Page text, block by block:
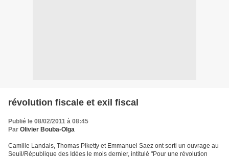
révolution fiscale et exil fiscal
Publié le 08/02/2011 à 08:45
Par Olivier Bouba-Olga
Camille Landais, Thomas Piketty et Emmanuel Saez ont sorti un ouvrage au
Seuil/République des Idées le mois dernier, intitulé "Pour une révolution